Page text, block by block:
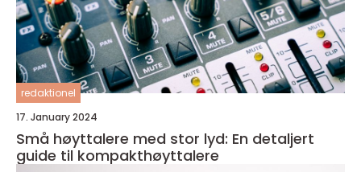
redaktionel
17. January 2024
Små høyttalere med stor lyd: En detaljert
guide til kompakthøyttalere